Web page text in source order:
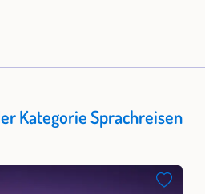
Kategorie Sprachreisen